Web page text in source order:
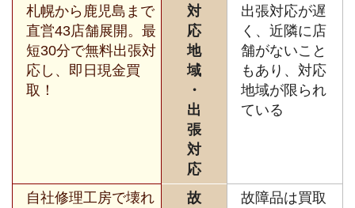
札幌から鹿児島まで
直営43店舗展開。最
短30分で無料出張対
応し、即日現金買
取！
対
応
地
域
・
出
張
対
応
出張対応が遅
く、近隣に店
舗がないこと
もあり、対応
地域が限られ
ている
自社修理工房で壊れ
故
故障品は買取